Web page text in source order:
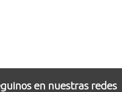
en nuestras redes